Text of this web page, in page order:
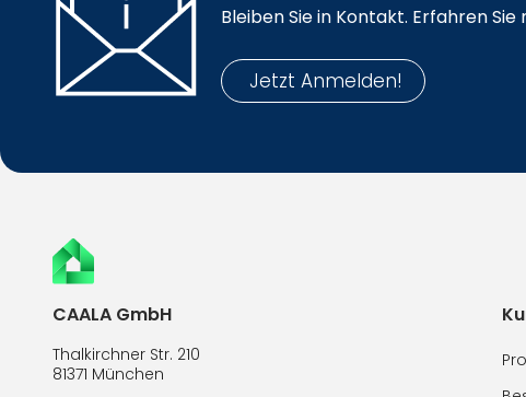
Bleiben Sie in Kontakt. Erfahren
Jetzt Anmelden!
CAALA GmbH
Thalkirchner Str. 210
81371 München